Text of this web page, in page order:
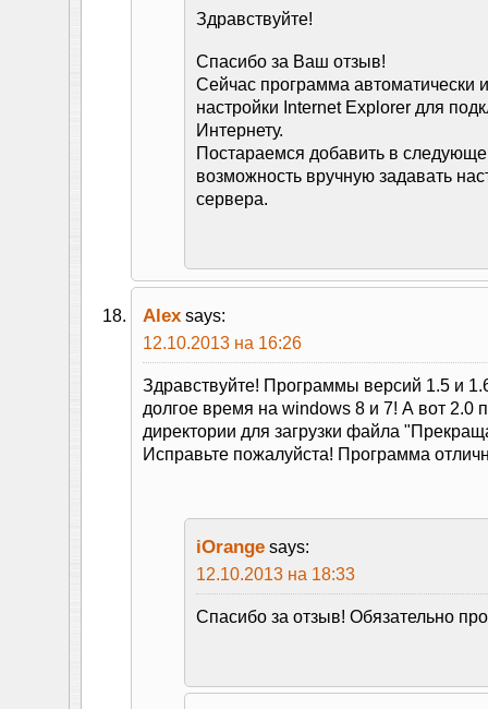
Здравствуйте!
Спасибо за Ваш отзыв!
Сейчас программа автоматически
настройки Internet Explorer для
Интернету.
Постараемся добавить в
возможность вручную задавать
сервера.
Alex says:
12.10.2013 на 16:26
Здравствуйте! Программы версий 1.5 и
долгое время на windows 8 и 7! А вот 2.0
директории для загрузки файла
Исправьте пожалуйста! Программа
iOrange says:
12.10.2013 на 18:33
Спасибо за отзыв! Обязательно